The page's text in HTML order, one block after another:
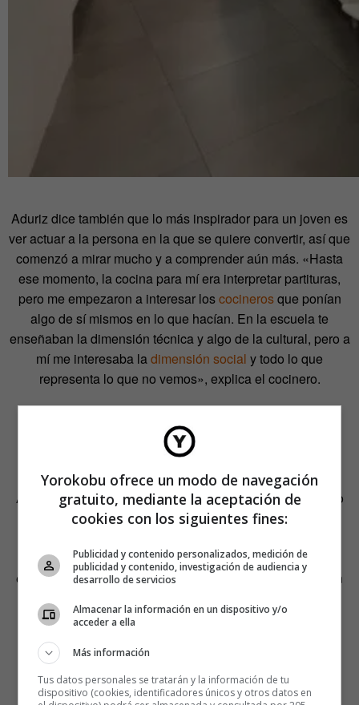
Aduriz dice también que lo más inspirador para un joven es
ver actuar a la persona en la que se quiere convertir, así que
comenzó a mirar mucho y a comprender aún más. «Hasta
ese momento, la cocina para mí era interpretar partituras,
pero me empezaron a interesar loscocinerosque ponían
algo de sí mismos en lo que hacían. En la escuela te
enseñaban la dimensión técnica y algo de la cultural, pero a
mí me interesaba ladimensión social y todo lo que
representa lo que no vemos», explica el cocinero.
EL HAMBRE (DE
APRENDER)
Al final de la escapada, y tras pasar por el equipo creativo
de El Bulli, estaba Mugaritz. El restaurante abrió en 1998
personas que pasan por el caserío de Errentería son
extranjeras y, por eso, Aduriz está convencido de que son
Yorokobu ofrece un modo de navegación
gratuito, mediante la aceptación de
cookies con los siguientes fines:
Publicidad y contenido personalizados, medición de
publicidad y contenido, investigación de audiencia y
desarrollo de servicios
Almacenar la información en un dispositivo y/o
acceder a ella
Más información
Tus datos personales se tratarán y la información de tu
dispositivo (cookies, identificadores únicos y otros datos en